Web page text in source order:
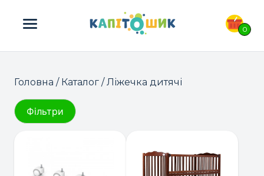
0
ПОШУК ТОВАРІВ:
Головна / Каталог / Ліжечка дитячі
Фільтри